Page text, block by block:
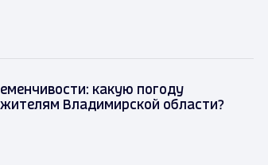
какую погоду
Владимирской области?